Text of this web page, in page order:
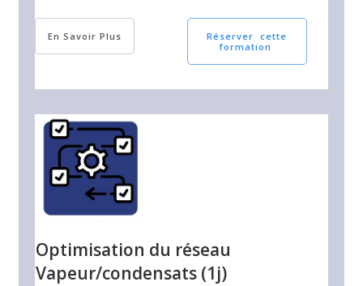
En Savoir Plus
Réserver cette
formation
Optimisation du réseau
Vapeur/condensats (1j)